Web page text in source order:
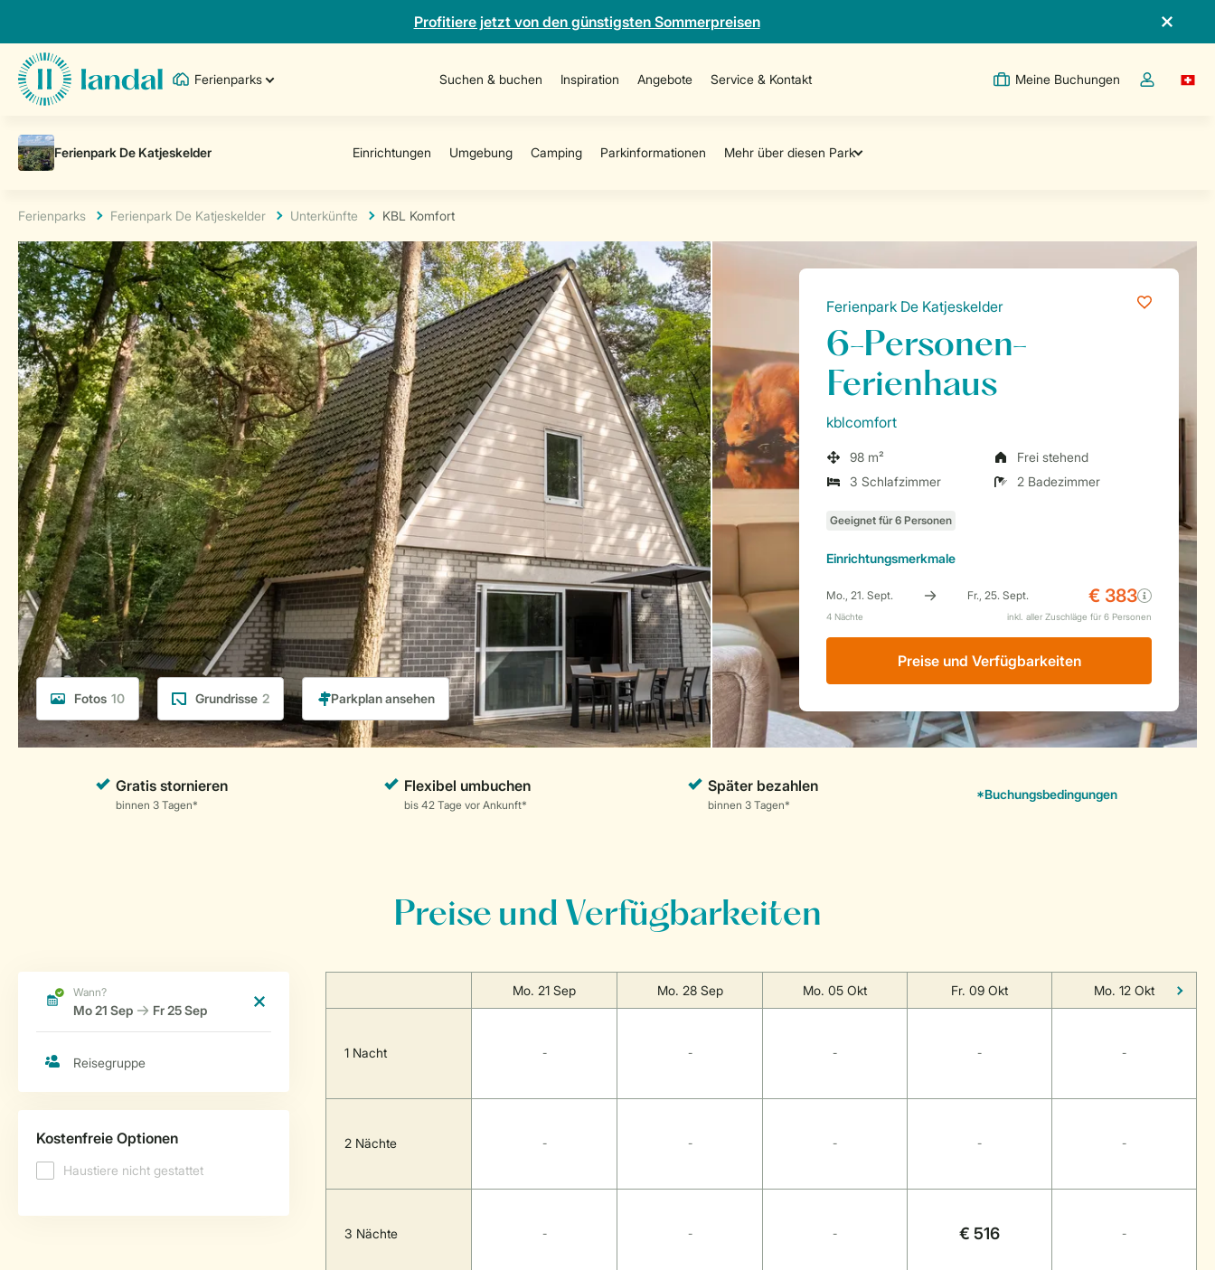
Profitiere jetzt von den günstigsten Sommerpreisen
Ferienparks Suchen & buchen Inspiration Angebote Service & Kontakt Meine Buchungen
Dropdown-
Ferienparks Ferienpark De Katjeskelder Unterkünfte KBL Komfort
Fotos 10 Grundrisse 2
Ferienpark De Katjeskelder
6-Personen-
Ferienhaus
kblcomfort
98 m²
Frei stehend
3 Schlafzimmer
2 Badezimmer
Einrichtungsmerkmale
Preise und Verfügbarkeiten
Preise und Verfügbarkeiten
Mo. 21 Sep Mo. 28 Sep Mo. 05 Okt Fr. 09 Okt Mo. 12 Okt
1 Nacht - - - - -
2 Nächte - - - - -
3 Nächte - - - € 516 -